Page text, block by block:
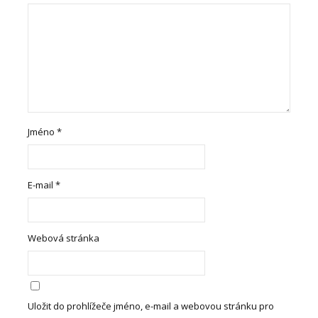
Jméno*
E-mail*
Webová stránka
Uložit do prohlížeče jméno, e-mail a webovou stránku pro